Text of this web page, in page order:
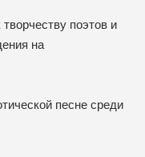
поэтов и
на
песне среди